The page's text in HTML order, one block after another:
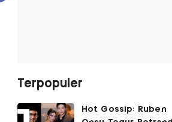
Terpopuler
Hot Gossip: Ruben